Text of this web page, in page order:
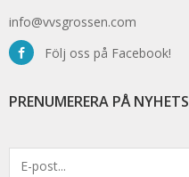
info@vvsgrossen.com
Följ oss på Facebook!
PRENUMERERA PÅ